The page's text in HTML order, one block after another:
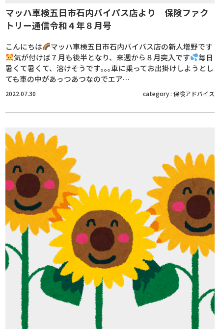
マッハ車検五日市石内バイパス店より 保険ファク
トリー通信令和４年８月号
こんにちは
マッハ車検五日市石内バイパス店の新人増野です
気が付けば７月も後半となり、来週から８月突入です
毎日
暑くて暑くて、溶けそうです｡｡｡車に乗ってお出掛けしようとし
ても車の中があっつあつなのでエア…
2022.07.30 category : 保険アドバイス